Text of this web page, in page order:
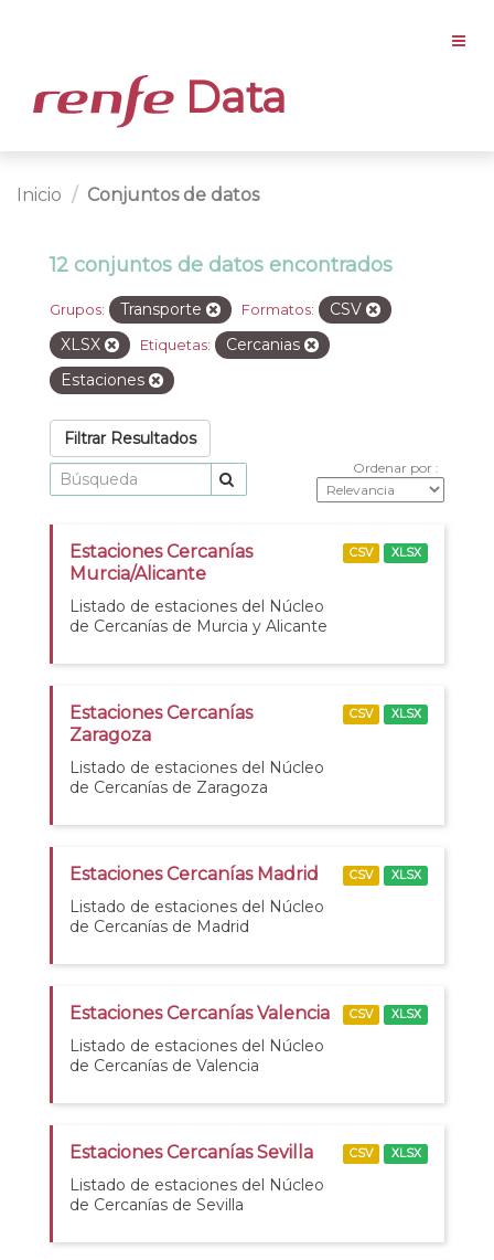
Data
Inicio Conjuntos de datos
12 conjuntos de datos encontrados
Grupos: Transporte Formatos:
CSV
XLSX
Etiquetas:
Cercanias
Estaciones
Filtrar Resultados
Ordenar por
Estaciones Cercanías
Murcia/Alicante
Listado de estaciones del Núcleo
de Cercanías de Murcia y Alicante
CSV XLSX
Estaciones Cercanías
Zaragoza
Listado de estaciones del Núcleo
de Cercanías de Zaragoza
CSV XLSX
Estaciones Cercanías Madrid
Listado de estaciones del Núcleo
de Cercanías de Madrid
CSV XLSX
Estaciones Cercanías Valencia
Listado de estaciones del Núcleo
de Cercanías de Valencia
CSV XLSX
Estaciones Cercanías Sevilla
Listado de estaciones del Núcleo
de Cercanías de Sevilla
CSV XLSX